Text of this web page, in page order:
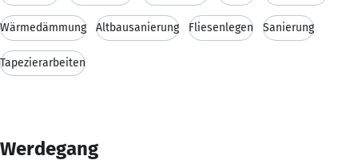
Wärmedämmung Altbausanierung Fliesenlegen Sanierung
Tapezierarbeiten
Werdegang